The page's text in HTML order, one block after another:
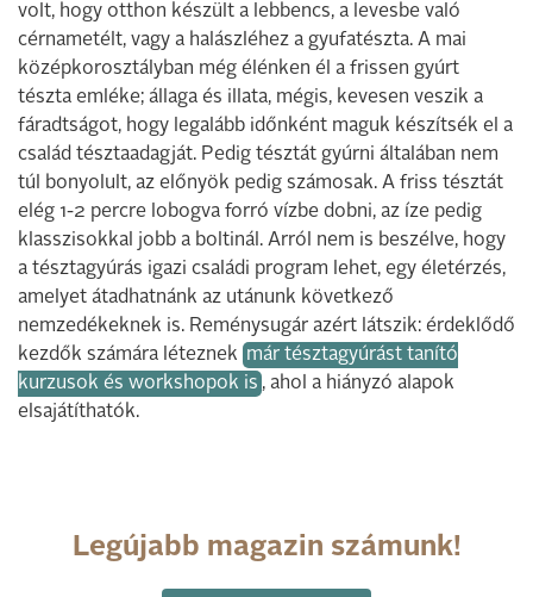
volt, hogy otthon készült a lebbencs, a levesbe való
cérnametélt, vagy a halászléhez a gyufatészta. A mai
középkorosztályban még élénken él a frissen gyúrt
tészta emléke; állaga és illata, mégis, kevesen veszik a
fáradtságot, hogy legalább időnként maguk készítsék el a
család tésztaadagját. Pedig tésztát gyúrni általában nem
túl bonyolult, az előnyök pedig számosak. A friss tésztát
elég 1-2 percre lobogva forró vízbe dobni, az íze pedig
klasszisokkal jobb a boltinál. Arról nem is beszélve, hogy
a tésztagyúrás igazi családi program lehet, egy életérzés,
amelyet átadhatnánk az utánunk következő
nemzedékeknek is. Reménysugár azért látszik: érdeklődő
kezdők számára léteznek már tésztagyúrást tanító
kurzusok és workshopok is , ahol a hiányzó alapok
elsajátíthatók.
Legújabb magazin számunk!